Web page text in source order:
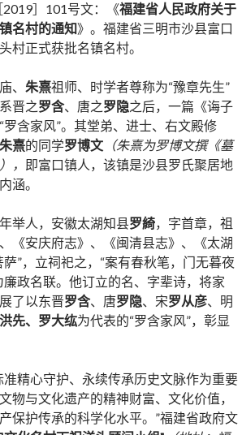
］101号文：《福建省人民政府关于
名村的通知》。福建省三明市沙县富口
村正式获批名镇名村。
、 朱熹祖师、时学者尊称为“豫章先生”
晋之罗含、唐之罗隐之后，一篇《诲子
含家风”。其堂弟、进士、右文殿修
朱熹的同学罗博文 （朱熹为罗博文撰《墓
， 即富口镇人，该镇是沙县罗氏聚居地
涵。
举人，安徽太湖知县罗綺，字首章，祖
《安庆府志》、《闽清县志》、《太湖
”，立祠祀之，“案有春秋笔，门无暮夜
政名联。他订立的名、字辈诗，将家
了以东晋罗含、唐罗隐、宋罗从彦、明
先、罗大纮为代表的“罗含家风”，彰显
准精心守护、永续传承历史文脉作为重要
物与文化遗产的精神财富、文化价值，
保护传承的科学化水平。”福建省政府文